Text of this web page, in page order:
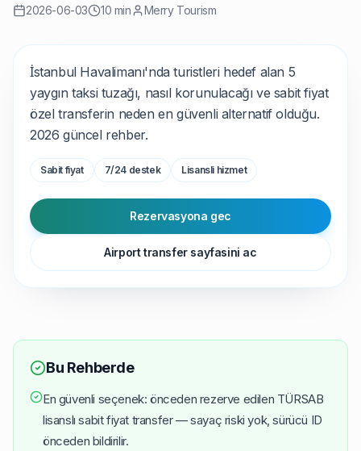
2026-06-03 10 min Merry Tourism
İstanbul Havalimanı'nda turistleri hedef alan 5
yaygın taksi tuzağı, nasıl korunulacağı ve sabit fiyat
özel transferin neden en güvenli alternatif olduğu.
2026 güncel rehber.
Sabit fiyat 7/24 destek Lisansli hizmet
Rezervasyona gec
Airport transfer sayfasini ac
Bu Rehberde
En güvenli seçenek: önceden rezerve edilen TÜRSAB
lisanslı sabit fiyat transfer — sayaç riski yok, sürücü ID
önceden bildirilir.